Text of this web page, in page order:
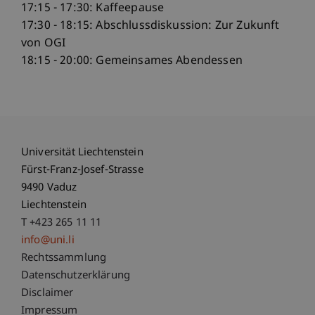
17:15 - 17:30: Kaffeepause
17:30 - 18:15: Abschlussdiskussion: Zur Zukunft
von OGI
18:15 - 20:00: Gemeinsames Abendessen
Universität Liechtenstein
Fürst-Franz-Josef-Strasse
9490 Vaduz
Liechtenstein
T +423 265 11 11
info@uni.li
Fußzeile Rechtliche Hinweise
Rechtssammlung
Datenschutzerklärung
Disclaimer
Impressum